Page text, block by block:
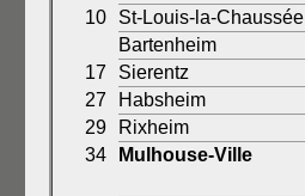
10 St-Louis-la-Chaussée
Bartenheim
17
Sierentz
27
Habsheim
29
Rixheim
34
Mulhouse-Ville